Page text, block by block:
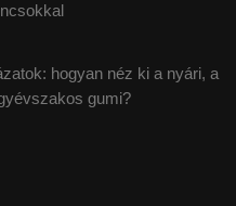
hogyan néz ki a nyári, a
gumi?